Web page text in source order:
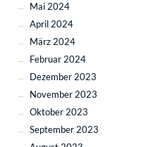
Mai 2024
April 2024
März 2024
Februar 2024
Dezember 2023
November 2023
Oktober 2023
September 2023